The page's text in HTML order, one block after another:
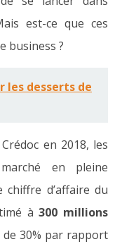
est-ce que ces
business ?
les desserts de
en 2018, les
en pleine
chiffre d’affaire du
à300 millions
30% par rapport